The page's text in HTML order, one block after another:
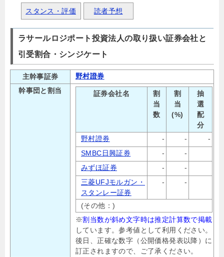
スタンス・評価 読者予想
ラサールロジポート投資法人の取り扱い証券会社と
引受割合・シンジケート
主幹事証券
野村證券
幹事団と割当
証券会社名
割
当
数
割
当
(%)
抽
選
配
分
野村證券
- -
-
SMBC日興証券
-
-
みずほ証券
-
-
三菱UFJモルガン・
スタンレー証券
- -
(その他：)
※割当数が斜め文字時は推定計算数で掲載
しています。参考値として利用ください。
後日、正確な数字（公開価格発表以降）に
訂正されますので、ご了承ください。